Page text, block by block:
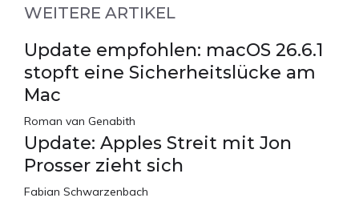
WEITERE ARTIKEL
Update empfohlen: macOS 26.6.1
stopft eine Sicherheitslücke am
Mac
Roman van Genabith
Update: Apples Streit mit Jon
Prosser zieht sich
Fabian Schwarzenbach